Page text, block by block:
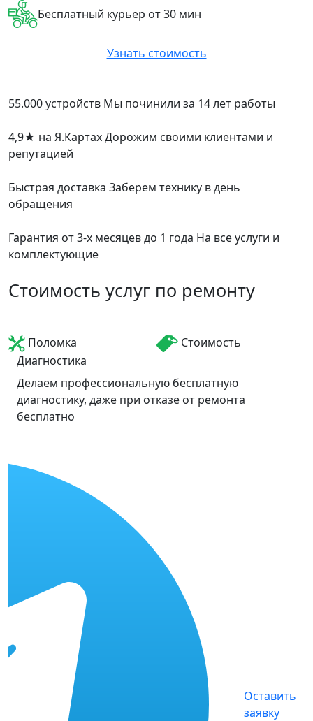
Бесплатный курьер от 30 мин
Узнать стоимость
55.000 устройств Мы починили за 14 лет работы
4,9★ на Я.КартахДорожим своими клиентами и
репутацией
Быстрая доставка Заберем технику в день
обращения
Гарантия от 3-х месяцев до 1 года На все услуги и
комплектующие
Стоимость услуг по ремонту
Поломка
Стоимость
Диагностика
Делаем профессиональную бесплатную
диагностику, даже при отказе от ремонта
бесплатно
Оставить
заявку